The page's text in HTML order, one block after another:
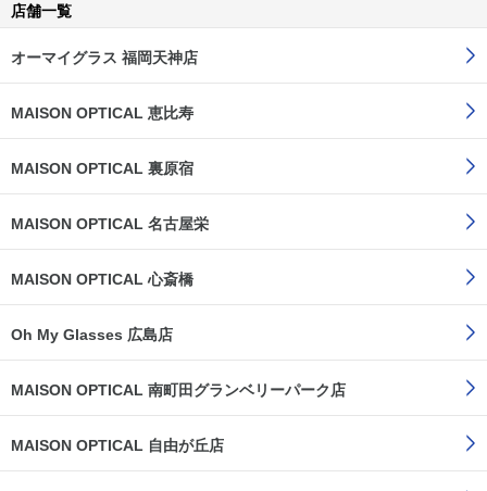
店舗一覧
オーマイグラス 福岡天神店
MAISON OPTICAL 恵比寿
MAISON OPTICAL 裏原宿
MAISON OPTICAL 名古屋栄
MAISON OPTICAL 心斎橋
Oh My Glasses 広島店
MAISON OPTICAL 南町田グランベリーパーク店
MAISON OPTICAL 自由が丘店